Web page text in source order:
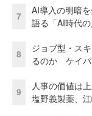
7
AI導入の明暗
語る「AI時代
8
ジョブ型・ス
るのか ケイパ
9
人事の価値は
塩野義製薬、